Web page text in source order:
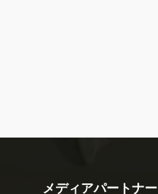
メディアパートナー